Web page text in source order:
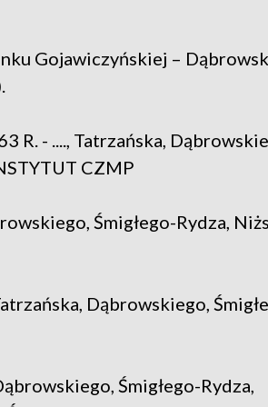
Gojawiczyńskiej –
R. - ...., Tatrzańska,
CZMP
Śmigłego-Rydza,
Dąbrowskiego,
Śmigłego-Rydza,